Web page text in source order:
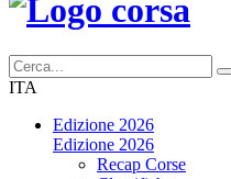
ITA
Edizione 2026
Edizione 2026
Recap Corse